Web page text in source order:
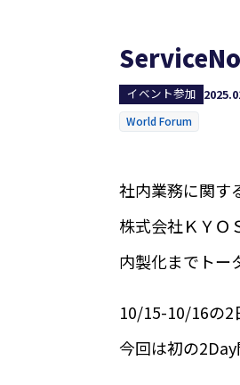
イベント参加
World Forum
社内業務に関す
株式会社ＫＹＯ
内製化までトー
10/15-10/16の2
今回は初の